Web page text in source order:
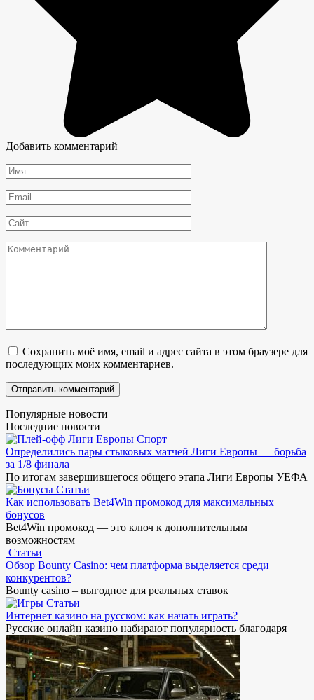
Добавить комментарий
Имя
*
Email
*
Сайт
Комментарий
Сохранить моё имя, email и адрес сайта в этом браузере для
последующих моих комментариев.
Популярные новости
Последние новости
Спорт
Определились пары стыковых матчей Лиги Европы — борьба
за 1/8 финала
По итогам завершившегося общего этапа Лиги Европы УЕФА
Статьи
Как использовать Bet4Win промокод для максимальных
бонусов
Bet4Win промокод — это ключ к дополнительным
возможностям
Статьи
Обзор Bounty Casino: чем платформа выделяется среди
конкурентов?
Bounty casino – выгодное для реальных ставок
Статьи
Интернет казино на русском: как начать играть?
Русские онлайн казино набирают популярность благодаря